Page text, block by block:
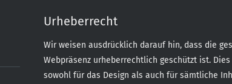
Urheberrecht
Wir weisen ausdrücklich darauf hin, dass die
Webpräsenz urheberrechtlich geschützt ist.
sowohl für das Design als auch für sämtliche